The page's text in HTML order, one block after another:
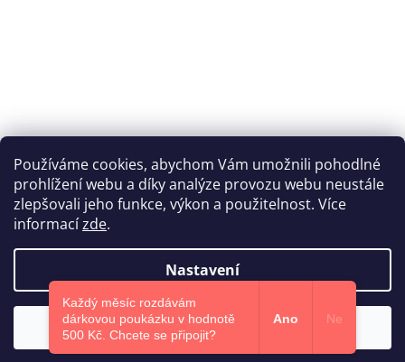
Používáme cookies, abychom Vám umožnili pohodlné
prohlížení webu a díky analýze provozu webu neustále
zlepšovali jeho funkce, výkon a použitelnost. Více
informacízde.
Nastavení
Souhlasím
Katka Hromasová Foto
Vytvořil Shoptet
Copyright 2026Euphoris.cz. Všechna práva vyhrazena.
Každý měsíc rozdávám
dárkovou poukázku v hodnotě
500 Kč.​ Chcete se připojit?
Ano Ne